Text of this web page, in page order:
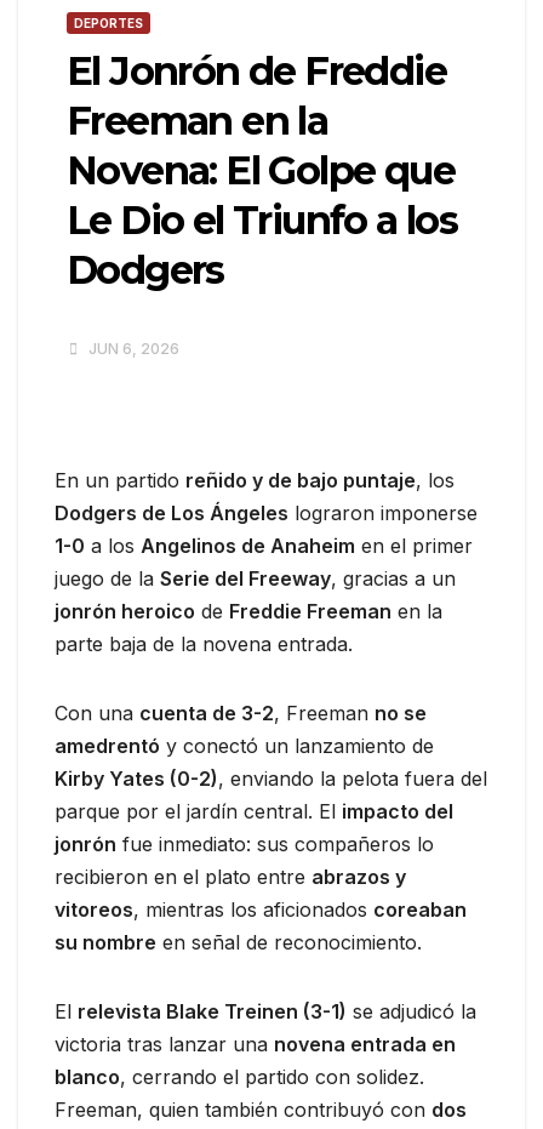
DEPORTES
El Jonrón de Freddie
Freeman en la
Novena: El Golpe que
Le Dio el Triunfo a los
Dodgers
JUN 6, 2026
En un partido reñido y de bajo puntaje, los
Dodgers de Los Ángeles lograron imponerse
1-0 a los Angelinos de Anaheim en el primer
juego de la Serie del Freeway, gracias a un
jonrón heroico de Freddie Freeman en la
parte baja de la novena entrada.
Con una cuenta de 3-2, Freeman no se
amedrentó y conectó un lanzamiento de
Kirby Yates (0-2), enviando la pelota fuera del
parque por el jardín central. El impacto del
jonrón fue inmediato: sus compañeros lo
recibieron en el plato entre abrazos y
vitoreos, mientras los aficionados coreaban
su nombre en señal de reconocimiento.
El relevista Blake Treinen (3-1) se adjudicó la
victoria tras lanzar una novena entrada en
blanco, cerrando el partido con solidez.
Freeman, quien también contribuyó con dos